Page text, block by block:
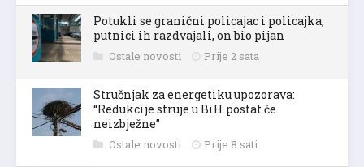
Potukli se granični policajac i policajka,
putnici ih razdvajali, on bio pijan
Ostale novosti Prije 2 sata
Stručnjak za energetiku upozorava:
“Redukcije struje u BiH postat će
neizbježne”
Ostale novosti Prije 8 sati